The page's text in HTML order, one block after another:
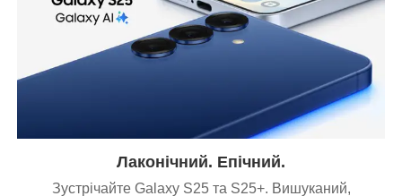
Лаконічний. Епічний.
Зустрічайте Galaxy S25 та S25+. Вишуканий,